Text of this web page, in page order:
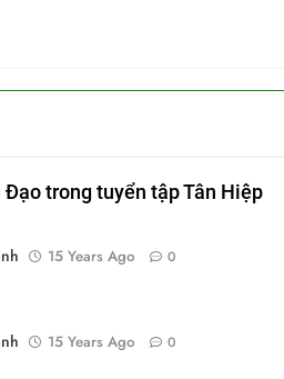
Đạo trong tuyển tập Tân Hiệp
15 Years Ago 0
15 Years Ago 0